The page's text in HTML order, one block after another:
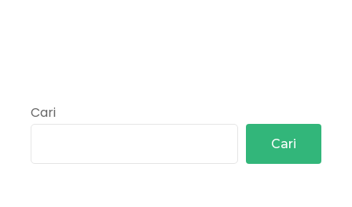
Cari
Cari